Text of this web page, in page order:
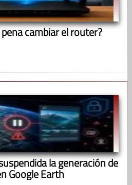
cambiar el router?
la generación de
Google Earth